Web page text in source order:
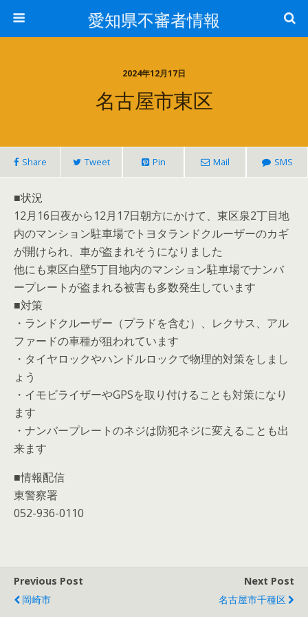
愛知県不審者情報
2024年12月17日
名古屋市東区
Share Tweet Pin Mail SMS
■状況
12月16日夜から12月17日朝方にかけて、東区泉2丁目地
内のマンション駐車場でトヨタランドクルーザーのカギ
が開けられ、車が盗まれそうになりました
他にも東区白壁5丁目地内のマンション駐車場でナンバ
ープレートが盗まれる被害も多数発生しています
■対策
・ランドクルーザー（プラドを含む）、レクサス、アル
ファードの車種が狙われています
・タイヤロックやハンドルロックで物理的対策をしまし
ょう
・イモビライザーやGPSを取り付けることも対策になり
ます
・ナンバープレートのネジは防犯ネジに変えることも出
来ます
■情報配信
東警察署
052-936-0110
Previous Post
岡崎市
Next Post
名古屋市千種区